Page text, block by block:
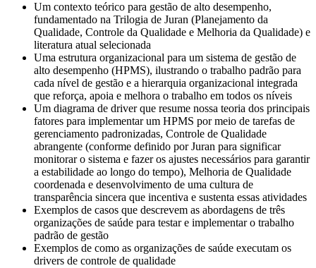
Um contexto teórico para gestão de alto desempenho,
fundamentado na Trilogia de Juran (Planejamento da
Qualidade, Controle da Qualidade e Melhoria da Qualidade) e
literatura atual selecionada
Uma estrutura organizacional para um sistema de gestão de
alto desempenho (HPMS), ilustrando o trabalho padrão para
cada nível de gestão e a hierarquia organizacional integrada
que reforça, apoia e melhora o trabalho em todos os níveis
Um diagrama de driver que resume nossa teoria dos principais
fatores para implementar um HPMS por meio de tarefas de
gerenciamento padronizadas, Controle de Qualidade
abrangente (conforme definido por Juran para significar
monitorar o sistema e fazer os ajustes necessários para garantir
a estabilidade ao longo do tempo), Melhoria de Qualidade
coordenada e desenvolvimento de uma cultura de
transparência sincera que incentiva e sustenta essas atividades
Exemplos de casos que descrevem as abordagens de três
organizações de saúde para testar e implementar o trabalho
padrão de gestão
Exemplos de como as organizações de saúde executam os
drivers de controle de qualidade